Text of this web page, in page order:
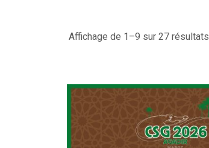
Affichage de 1–9 sur 27 résultats